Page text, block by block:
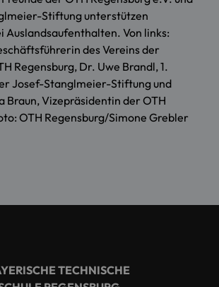
Stiftung unterstützen
Auslandsaufenthalten. Von links:
des Vereins der
Regensburg, Dr. Uwe Brandl, 1.
Josef-Stanglmeier-Stiftung und
Braun, Vizepräsidentin der OTH
OTH Regensburg/Simone Grebler
TECHNISCHE